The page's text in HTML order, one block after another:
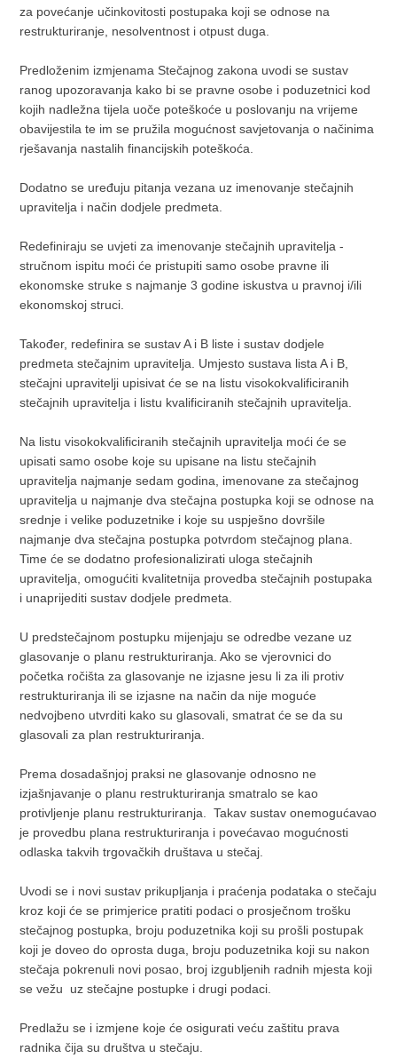
za povećanje učinkovitosti postupaka koji se odnose na
restrukturiranje, nesolventnost i otpust duga.
Predloženim izmjenama Stečajnog zakona uvodi se sustav
ranog upozoravanja kako bi se pravne osobe i poduzetnici kod
kojih nadležna tijela uoče poteškoće u poslovanju na vrijeme
obavijestila te im se pružila mogućnost savjetovanja o načinima
rješavanja nastalih financijskih poteškoća.
Dodatno se uređuju pitanja vezana uz imenovanje stečajnih
upravitelja i način dodjele predmeta.
Redefiniraju se uvjeti za imenovanje stečajnih upravitelja -
stručnom ispitu moći će pristupiti samo osobe pravne ili
ekonomske struke s najmanje 3 godine iskustva u pravnoj i/ili
ekonomskoj struci.
Također, redefinira se sustav A i B liste i sustav dodjele
predmeta stečajnim upravitelja. Umjesto sustava lista A i B,
stečajni upravitelji upisivat će se na listu visokokvalificiranih
stečajnih upravitelja i listu kvalificiranih stečajnih upravitelja.
Na listu visokokvalificiranih stečajnih upravitelja moći će se
upisati samo osobe koje su upisane na listu stečajnih
upravitelja najmanje sedam godina, imenovane za stečajnog
upravitelja u najmanje dva stečajna postupka koji se odnose na
srednje i velike poduzetnike i koje su uspješno dovršile
najmanje dva stečajna postupka potvrdom stečajnog plana.
Time će se dodatno profesionalizirati uloga stečajnih
upravitelja, omogućiti kvalitetnija provedba stečajnih postupaka
i unaprijediti sustav dodjele predmeta.
U predstečajnom postupku mijenjaju se odredbe vezane uz
glasovanje o planu restrukturiranja. Ako se vjerovnici do
početka ročišta za glasovanje ne izjasne jesu li za ili protiv
restrukturiranja ili se izjasne na način da nije moguće
nedvojbeno utvrditi kako su glasovali, smatrat će se da su
glasovali za plan restrukturiranja.
Prema dosadašnjoj praksi ne glasovanje odnosno ne
izjašnjavanje o planu restrukturiranja smatralo se kao
protivljenje planu restrukturiranja. Takav sustav onemogućavao
je provedbu plana restrukturiranja i povećavao mogućnosti
odlaska takvih trgovačkih društava u stečaj.
Uvodi se i novi sustav prikupljanja i praćenja podataka o stečaju
kroz koji će se primjerice pratiti podaci o prosječnom trošku
stečajnog postupka, broju poduzetnika koji su prošli postupak
koji je doveo do oprosta duga, broju poduzetnika koji su nakon
stečaja pokrenuli novi posao, broj izgubljenih radnih mjesta koji
se vežu uz stečajne postupke i drugi podaci.
Predlažu se i izmjene koje će osigurati veću zaštitu prava
radnika čija su društva u stečaju.